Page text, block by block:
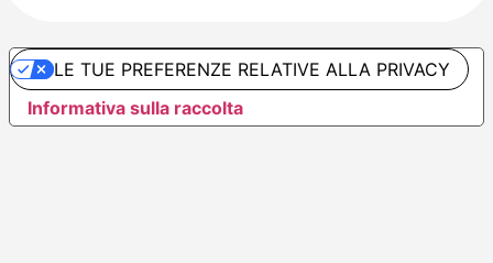
Informativa sulla raccolta
LE TUE PREFERENZE RELATIVE ALLA PRIVACY